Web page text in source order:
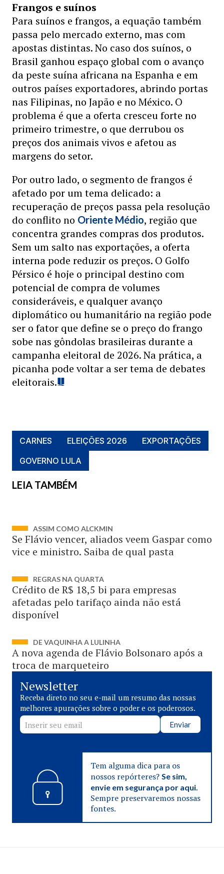
Frangos e suínos
Para suínos e frangos, a equação também
passa pelo mercado externo, mas com
apostas distintas. No caso dos suínos, o
Brasil ganhou espaço global com o avanço
da peste suína africana na Espanha e em
outros países exportadores, abrindo portas
nas Filipinas, no Japão e no México. O
problema é que a oferta cresceu forte no
primeiro trimestre, o que derrubou os
preços dos animais vivos e afetou as
margens do setor.
Por outro lado, o segmento de frangos é
afetado por um tema delicado: a
recuperação de preços passa pela resolução
do conflito no Oriente Médio, região que
concentra grandes compras dos produtos.
Sem um salto nas exportações, a oferta
interna pode reduzir os preços. O Golfo
Pérsico é hoje o principal destino com
potencial de compra de volumes
consideráveis, e qualquer avanço
diplomático ou humanitário na região pode
ser o fator que define se o preço do frango
sobe nas gôndolas brasileiras durante a
campanha eleitoral de 2026. Na prática, a
picanha pode voltar a ser tema de debates
eleitorais.
CARNES ELEIÇÕES 2026
EXPORTAÇÕES
GOVERNO LULA
LEIA TAMBÉM
ASSIM COMO ALCKMIN
Se Flávio vencer, aliados veem Gaspar como
vice e ministro. Saiba de qual pasta
REGRAS NA QUARTA
Crédito de R$ 18,5 bi para empresas
afetadas pelo tarifaço ainda não está
disponível
DE VAQUINHA A LULINHA
A nova agenda de Flávio Bolsonaro após a
troca de marqueteiro
Newsletter
Receba direto no seu e-mail um resumo das nossas
melhores apurações sobre o poder e os poderosos.
Enviar
Tem alguma dica para os
nossos repórteres? Se sim,
envie em segurança por aqui.
Sempre preservaremos nossas
fontes.